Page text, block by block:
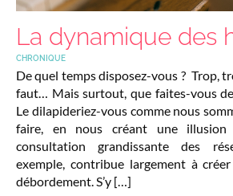
La dynamique des
CHRONIQUE
De quel temps disposez-vous ? Trop,
faut… Mais surtout, que faites-vous
Le dilapideriez-vous comme nous
faire, en nous créant une illusion
consultation grandissante des
exemple, contribue largement à
débordement. S’y […]